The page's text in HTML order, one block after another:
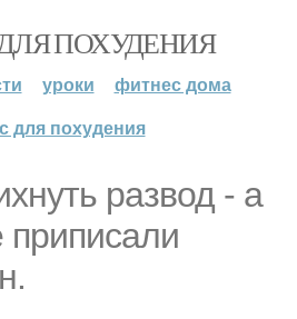
ПОХУДЕНИЯ
уроки
фитнес дома
для похудения
развод - а
приписали